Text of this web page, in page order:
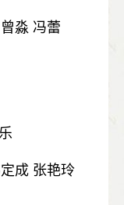
淼 冯蕾
成 张艳玲